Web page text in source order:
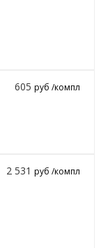
605руб /компл
2 531руб /компл